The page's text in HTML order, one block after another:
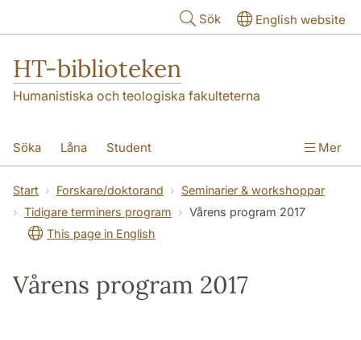
Sök English website
HT-biblioteken
Humanistiska och teologiska fakulteterna
Söka Låna Student
Forskare/doktorand Lärare Kontakt
Om oss
Mer
Start Forskare/doktorand
Seminarier & workshoppar
Tidigare terminers program
Vårens program 2017
This page in English
Vårens program 2017